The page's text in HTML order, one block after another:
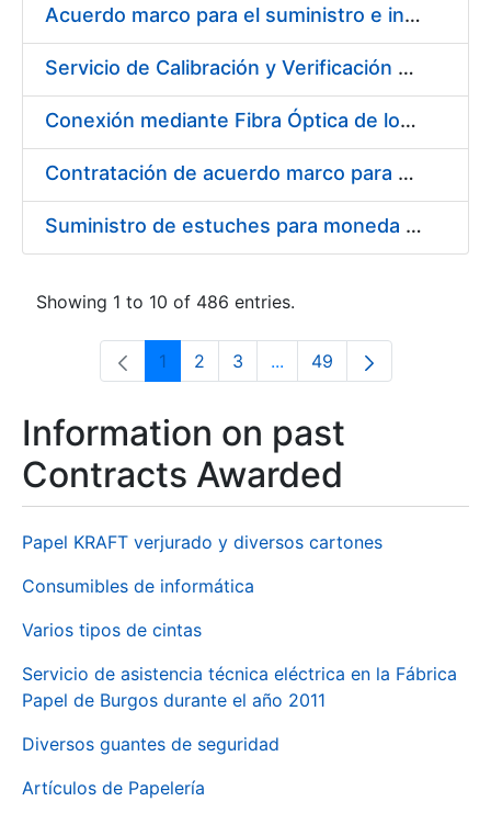
Acuerdo marco para el suministro e instalación de persianas, estores y otros complementos
Servicio de Calibración y Verificación Externa de los Equipos de Medición del Servicio de Prevención de la FNMT-RCM
Conexión mediante Fibra Óptica de los Centros de Proceso de Datos (CPDs) de las sedes de la FNMT-RCM de Burgos y Madrid
Contratación de acuerdo marco para el Suministro de Material de Electricidad para la Fábrica Nacional de Moneda y Timbre-Real Casa de la Moneda en su centro de trabajo de Burgos
Suministro de estuches para moneda de 30 €
Showing 1 to 10 of 486 entries.
Page
1 Page
2 Page
3 ...Intermediate Pages Use
Page
49
Information on past
Contracts Awarded
Papel KRAFT verjurado y diversos cartones
Consumibles de informática
Varios tipos de cintas
Servicio de asistencia técnica eléctrica en la Fábrica
Papel de Burgos durante el año 2011
Diversos guantes de seguridad
Artículos de Papelería